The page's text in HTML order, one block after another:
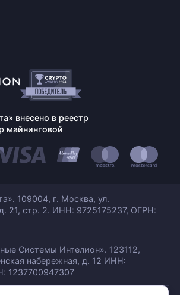
внесено в реестр
майнинговой
109004, г. Москва, ул.
д. 21, стр. 2. ИНН: 9725175237, ОГРН:
Системы Интелион». 123112,
набережная, д. 12 ИНН:
1237700947307